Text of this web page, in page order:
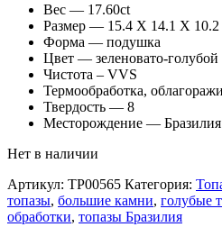
Вес — 17.60ct
Размер — 15.4 X 14.1 X
Форма — подушка
Цвет — зеленовато-голубой
Чистота – VVS
Термообработка,
Твердость — 8
Месторождение — Бразилия
Нет в наличии
Артикул: TP00565 Категория:
топазы, большие камни, голубые
обработки, топазы Бразилия